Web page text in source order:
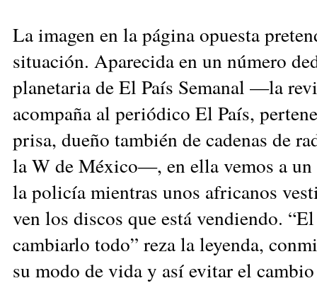
La imagen en la página opuesta
situación. Apa­recida en un número
pla­netaria de El País Semanal —la
acompaña al periódico El País,
prisa, dueño también de cadenas de
la W de México—, en ella vemos a
la policía mientras unos africanos
ven los discos que está vendiendo.
cambiarlo todo” reza la leyenda,
su modo de vida y así evitar el